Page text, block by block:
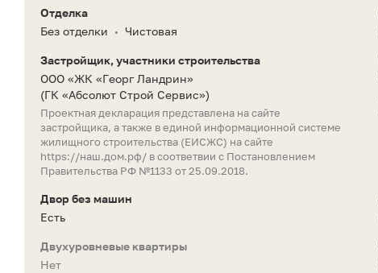
Отделка
Без отделки
• Чистовая
Застройщик, участники строительства
ООО «ЖК «Георг Ландрин»
(ГК «Абсолют Строй Сервис»)
Проектная декларация представлена на сайте
застройщика, а также в единой информационной системе
жилищного строительства (ЕИСЖС) на сайте
https://наш.дом.рф/ в соответвии с Постановлением
Правительства РФ №1133 от 25.09.2018.
Двор без машин
Есть
Двухуровневые квартиры
Нет